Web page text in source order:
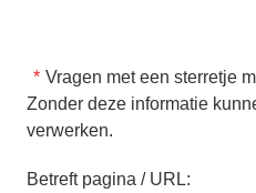
Vragen met een sterretje
Zonder deze informatie
verwerken.
Betreft pagina / URL: